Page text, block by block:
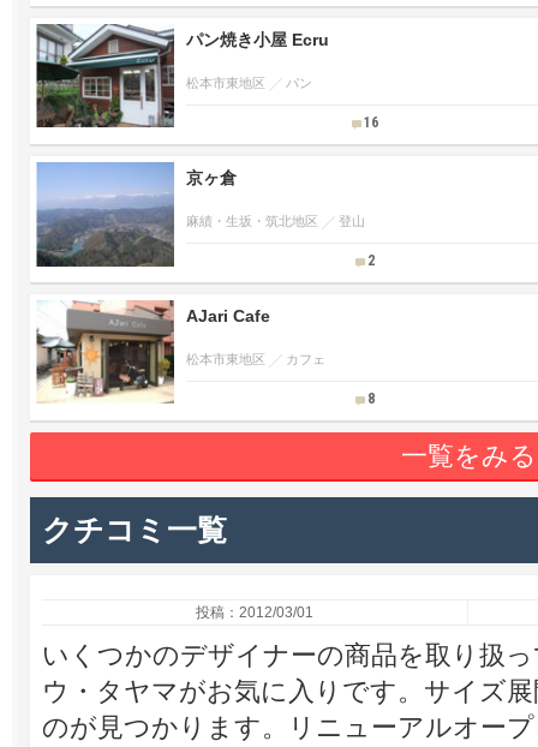
パン焼き小屋 Ecru
松本市東地区 パン
16
京ヶ倉
麻績・生坂・筑北地区 登山
2
AJari Cafe
松本市東地区 カフェ
8
一覧をみる
クチコミ一覧
投稿：2012/03/01
いくつかのデザイナーの商品を取り扱
ウ・タヤマがお気に入りです。サイズ
のが見つかります。リニューアルオー